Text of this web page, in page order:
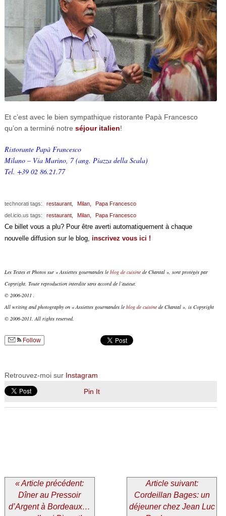
Et c’est avec le bien sympathique ristorante Papà Francesco
qu’on a terminé notre séjour italien!
Ristorante Papà Francesco
Milano – Via Marino, 7 (ang. Piazza della Scala)
Tel. +39 02 86.21.77
technorati tags: restaurant, Milan,
Papa Francesco
del.icio.us tags:
restaurant, Milan, Papa Francesco
Ce billet vous a plu? Pour être averti automatiquement à chaque
nouvelle diffusion sur le blog, inscrivez vous ici !
Les Textes et Photos sur « Assiettes gourmandes le blog de cuisinede Chantal », sont protégés par
Copyright. Toute reproduction interdite sans accord de l’auteur.
© 2006-2011 .
All writing and photography on « Assiettes gourmandes le blog de cuisinede Chantal », is Copyright
© 2006-2011. All rights reserved.
Follow
Retrouvez-moi sur Instagram
Pin It
« Article précédent:
Dîner au Pressoir
d’Argent à Bordeaux…
Article suivant:
Cordeillan Bages: un
déjeuner chez Jean Luc